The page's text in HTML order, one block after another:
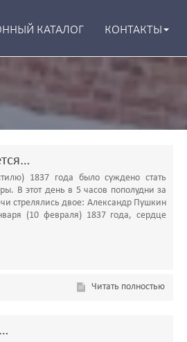
КАТАЛОГ КОНТАКТЫ
1837 года было суждено стать
В этот день в 5 часов пополудни за
стрелялись двое: Александр Пушкин
(10 февраля) 1837 года, сердце
Читать полностью